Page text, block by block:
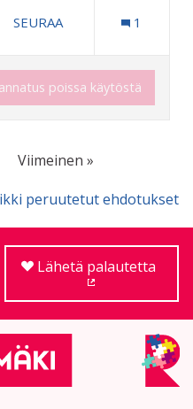
2 SEURAAJAA
SEURAA 1
poissa käytöstä
Viimeinen »
peruutetut ehdotukset
Lähetä palautetta